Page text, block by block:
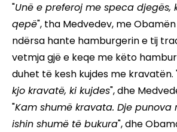
"Unë e preferoj me speca djegës,
qepë", tha Medvedev, me
ndërsa hante hamburgerin e tij
vetmja gjë e keqe me këto
duhet të kesh kujdes me kravatën.
kjo kravatë, ki kujdes", dhe
"Kam shumë kravata. Dje punova
ishin shumë të bukura", dhe